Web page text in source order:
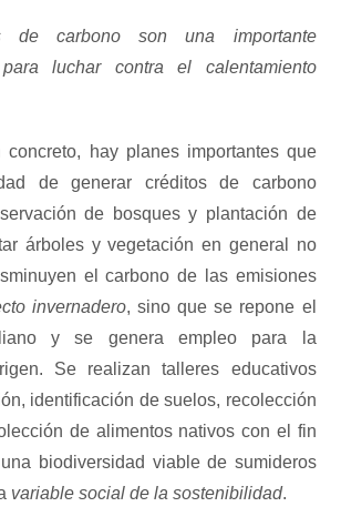
de carbono son una importante
para luchar contra el calentamiento
concreto, hay planes importantes que
de generar créditos de carbono
de bosques y plantación de
árboles y vegetación en general no
el carbono de las emisiones
invernadero, sino que se repone el
y se genera empleo para la
Se realizan talleres educativos
identificación de suelos, recolección
de alimentos nativos con el fin
biodiversidad viable de sumideros
variable social de la sostenibilidad.